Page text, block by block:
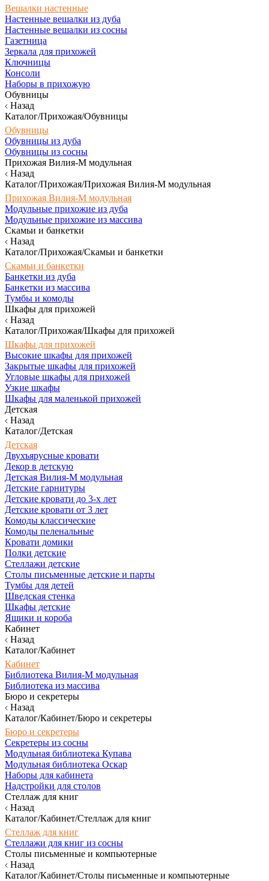
Вешалки настенные
Настенные вешалки из дуба
Настенные вешалки из сосны
Газетница
Зеркала для прихожей
Ключницы
Консоли
Наборы в прихожую
Обувницы
Назад
Каталог/Прихожая/Обувницы
Обувницы
Обувницы из дуба
Обувницы из сосны
Прихожая Вилия-М модульная
Назад
Каталог/Прихожая/Прихожая Вилия-М модульная
Прихожая Вилия-М модульная
Модульные прихожие из дуба
Модульные прихожие из массива
Скамьи и банкетки
Назад
Каталог/Прихожая/Скамьи и банкетки
Скамьи и банкетки
Банкетки из дуба
Банкетки из массива
Тумбы и комоды
Шкафы для прихожей
Назад
Каталог/Прихожая/Шкафы для прихожей
Шкафы для прихожей
Высокие шкафы для прихожей
Закрытые шкафы для прихожей
Угловые шкафы для прихожей
Узкие шкафы
Шкафы для маленькой прихожей
Детская
Назад
Каталог/Детская
Детская
Двухъярусные кровати
Декор в детскую
Детская Вилия-М модульная
Детские гарнитуры
Детские кровати до 3-х лет
Детские кровати от 3 лет
Комоды классические
Комоды пеленальные
Кровати домики
Полки детские
Стеллажи детские
Столы письменные детские и парты
Тумбы для детей
Шведская стенка
Шкафы детские
Ящики и короба
Кабинет
Назад
Каталог/Кабинет
Кабинет
Библиотека Вилия-М модульная
Библиотека из массива
Бюро и секретеры
Назад
Каталог/Кабинет/Бюро и секретеры
Бюро и секретеры
Секретеры из сосны
Модульная библиотека Купава
Модульная библиотека Оскар
Наборы для кабинета
Надстройки для столов
Стеллаж для книг
Назад
Каталог/Кабинет/Стеллаж для книг
Стеллаж для книг
Стеллажи для книг из сосны
Столы письменные и компьютерные
Назад
Каталог/Кабинет/Столы письменные и компьютерные